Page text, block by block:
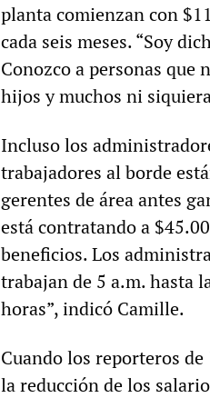
planta comienzan con
cada seis meses. “Soy
Conozco a personas que
hijos y muchos ni
Incluso los
trabajadores al borde
gerentes de área antes
está contratando a
beneficios. Los
trabajan de 5 a.m. hasta
horas”, indicó Camille.
Cuando los reporteros de
la reducción de los